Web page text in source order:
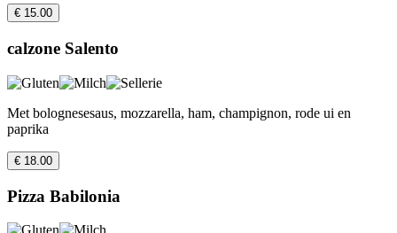
€ 15.00
calzone Salento
Met bolognesesaus, mozzarella, ham, champignon, rode ui en
paprika
€ 18.00
Pizza Babilonia